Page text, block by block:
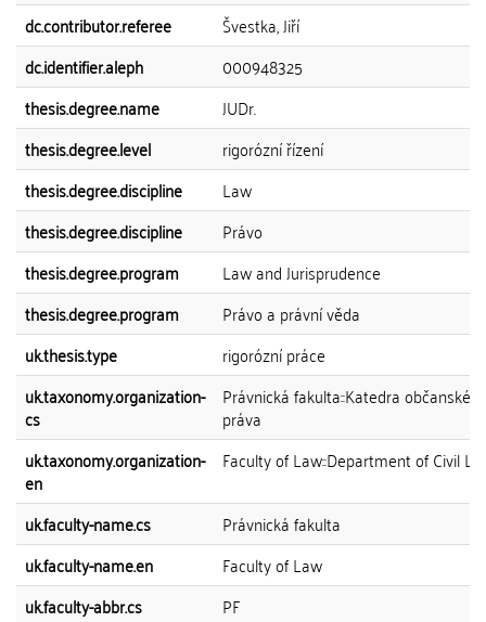
dc.contributor.referee
Švestka, Jiří
dc.identifier.aleph
000948325
thesis.degree.name
JUDr.
thesis.degree.level
rigorózní řízení
thesis.degree.discipline
Law
thesis.degree.discipline
Právo
thesis.degree.program
Law and Jurisprudence
thesis.degree.program
Právo a právní věda
uk.thesis.type
rigorózní práce
uk.taxonomy.organization-
cs
Právnická fakulta::Katedra
práva
uk.taxonomy.organization-
en
Faculty of Law::Department of Civil
uk.faculty-name.cs
Právnická fakulta
uk.faculty-name.en
Faculty of Law
uk.faculty-abbr.cs
PF